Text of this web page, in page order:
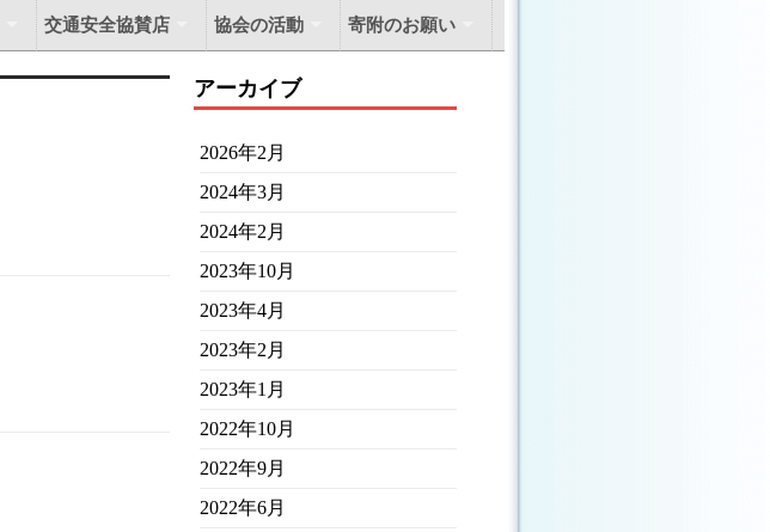
交通安全協賛店 協会の活動 寄附のお願い
アーカイブ
2026年2月
2024年3月
2024年2月
2023年10月
2023年4月
2023年2月
2023年1月
2022年10月
2022年9月
2022年6月